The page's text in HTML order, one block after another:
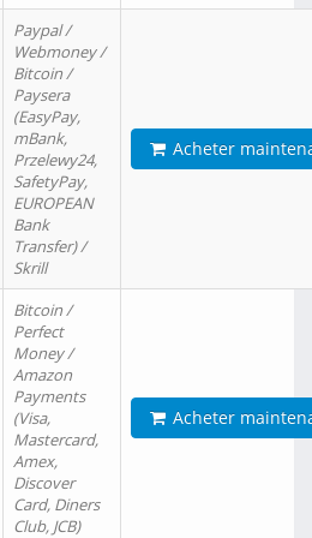
Paypal /
Webmoney /
Bitcoin /
Paysera
(EasyPay,
mBank,
Przelewy24,
SafetyPay,
EUROPEAN
Bank
Transfer) /
Skrill
Acheter
Bitcoin /
Perfect
Money /
Amazon
Payments
(Visa,
Mastercard,
Amex,
Discover
Card, Diners
Club, JCB)
Acheter